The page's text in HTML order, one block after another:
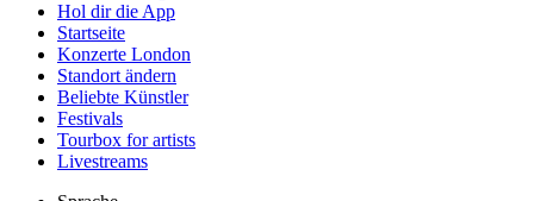
Hol dir die App
Startseite
Konzerte London
Standort ändern
Beliebte Künstler
Festivals
Tourbox for artists
Livestreams